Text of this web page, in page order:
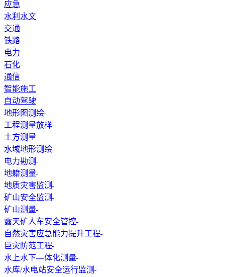
应急
水利水文
交通
铁路
电力
石化
通信
智能施工
自动驾驶
地形图测绘
工程测量放样
土方测量
水域地形测绘
电力勘测
地籍测量
地质灾害监测
矿山安全监测
矿山测量
露天矿人车安全管控
自然灾害应急能力提升工程
巨灾防范工程
水上水下—体化测量
水库/水电站安全运行监测